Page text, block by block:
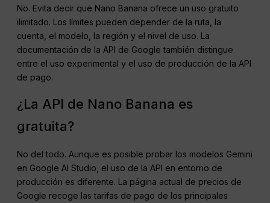
No. Evita decir que Nano Banana ofrece un uso gratuito
ilimitado. Los límites pueden depender de la ruta, la
cuenta, el modelo, la región y el nivel de uso. La
documentación de la API de Google también distingue
entre el uso experimental y el uso de producción de la API
de pago.
¿La API de Nano Banana es
gratuita?
No del todo. Aunque es posible probar los modelos Gemini
en Google AI Studio, el uso de la API en entorno de
producción es diferente. La página actual de precios de
Google recoge las tarifas de pago de los principales